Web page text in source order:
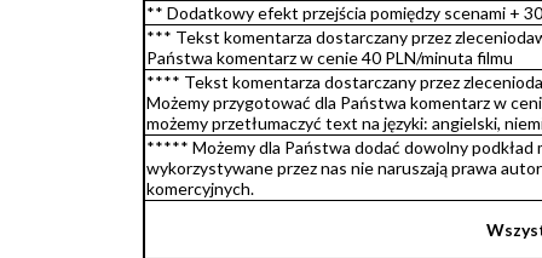
** Dodatkowy efekt przejścia pomiędzy scenami +
*** Tekst komentarza dostarczany przez
Państwa komentarz w cenie 40 PLN/minuta filmu
**** Tekst komentarza dostarczany przez
Możemy przygotować dla Państwa komentarz w
możemy przetłumaczyć text na języki: angielski,
***** Możemy dla Państwa dodać dowolny podkład
wykorzystywane przez nas nie naruszają prawa
komercyjnych.